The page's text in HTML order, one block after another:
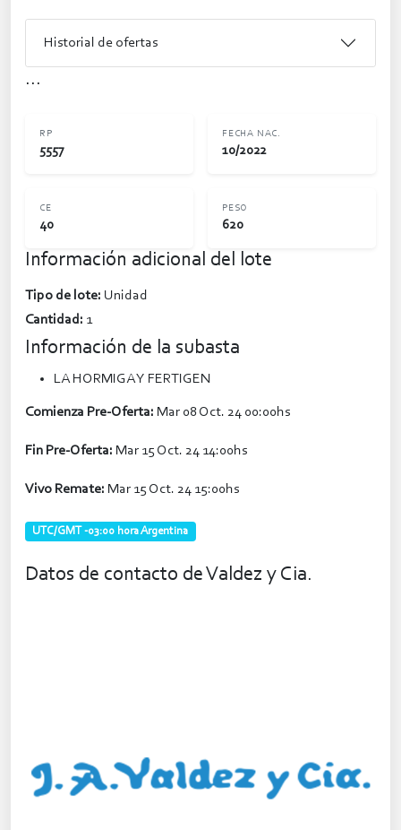
Historial de ofertas
...
RP
5557
FECHA NAC.
10/2022
CE
40
PESO
620
Información adicional del lote
Tipo de lote: Unidad
Cantidad: 1
Información de la subasta
LA HORMIGA Y FERTIGEN
Comienza Pre-Oferta: Mar 08 Oct. 24 00:00hs
Fin Pre-Oferta: Mar 15 Oct. 24 14:00hs
Vivo Remate: Mar 15 Oct. 24 15:00hs
UTC/GMT -03:00 hora Argentina
Datos de contacto de Valdez y Cia.